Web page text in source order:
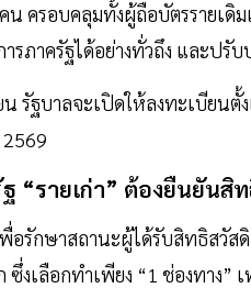
ครอบคลุมทั้งผู้ถือบัตรรายเดิ
รภาครัฐได้อย่างทั่วถึง และป
น รัฐบาลจะเปิดให้ลงทะเบีย
“รายเก่า” ต้องยืนยันสิ
รักษาสถานะผู้ได้รับสิทธิสวัส
งเลือกทำเพียง “1 ช่องทาง”